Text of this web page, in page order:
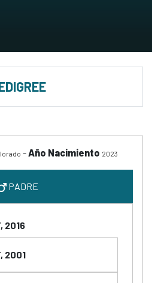
-Año Nacimiento 2023
PADRE
2016
2001